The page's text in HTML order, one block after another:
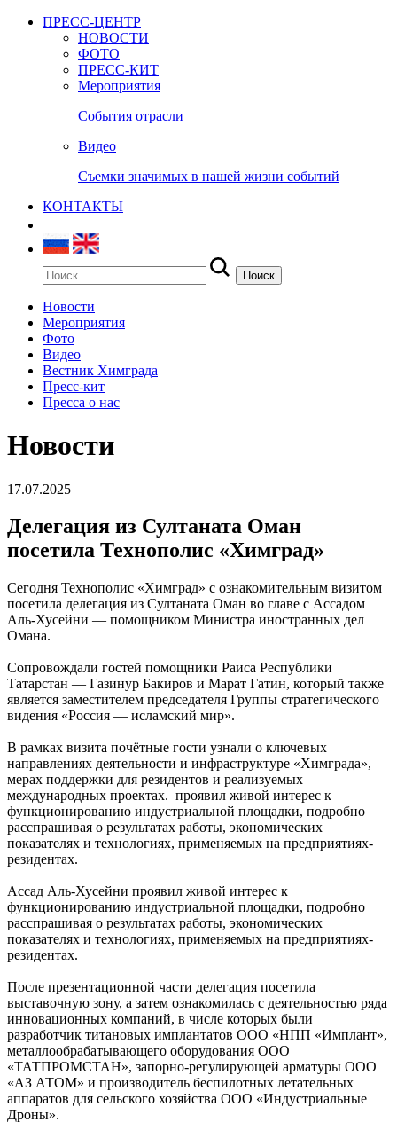
ПРЕСС-ЦЕНТР
НОВОСТИ
ФОТО
ПРЕСС-КИТ
Мероприятия
События отрасли
Видео
Съемки значимых в нашей жизни событий
КОНТАКТЫ
Новости
Мероприятия
Фото
Видео
Вестник Химграда
Пресс-кит
Пресса о нас
Новости
17.07.2025
Делегация из Султаната Оман
посетила Технополис «Химград»
Сегодня Технополис «Химград» с ознакомительным визитом
посетила делегация из Султаната Оман во главе с Ассадом
Аль-Хусейни — помощником Министра иностранных дел
Омана.
Сопровождали гостей помощники Раиса Республики
Татарстан — Газинур Бакиров и Марат Гатин, который также
является заместителем председателя Группы стратегического
видения «Россия — исламский мир».
В рамках визита почётные гости узнали о ключевых
направлениях деятельности и инфраструктуре «Химграда»,
мерах поддержки для резидентов и реализуемых
международных проектах. проявил живой интерес к
функционированию индустриальной площадки, подробно
расспрашивая о результатах работы, экономических
показателях и технологиях, применяемых на предприятиях-
резидентах.
Ассад Аль-Хусейни проявил живой интерес к
функционированию индустриальной площадки, подробно
расспрашивая о результатах работы, экономических
показателях и технологиях, применяемых на предприятиях-
резидентах.
После презентационной части делегация посетила
выставочную зону, а затем ознакомилась с деятельностью ряда
инновационных компаний, в числе которых были
разработчик титановых имплантатов ООО «НПП «Имплант»,
металлообрабатывающего оборудования ООО
«ТАТПРОМСТАН», запорно-регулирующей арматуры ООО
«АЗ АТОМ» и производитель беспилотных летательных
аппаратов для сельского хозяйства ООО «Индустриальные
Дроны».